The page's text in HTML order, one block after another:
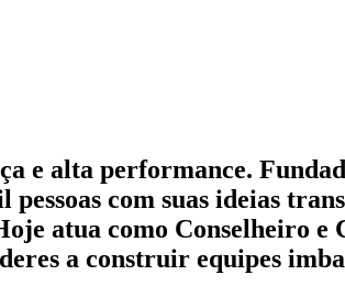
e alta performance.
com suas ideias
atua como Conselheiro
a construir equipes